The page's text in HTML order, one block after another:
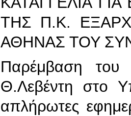
ΤΗΣ Π.Κ.
ΑΘΗΝΑΣ ΤΟΥ
Παρέμβαση του
Θ.Λεβέντη στο
απλήρωτες